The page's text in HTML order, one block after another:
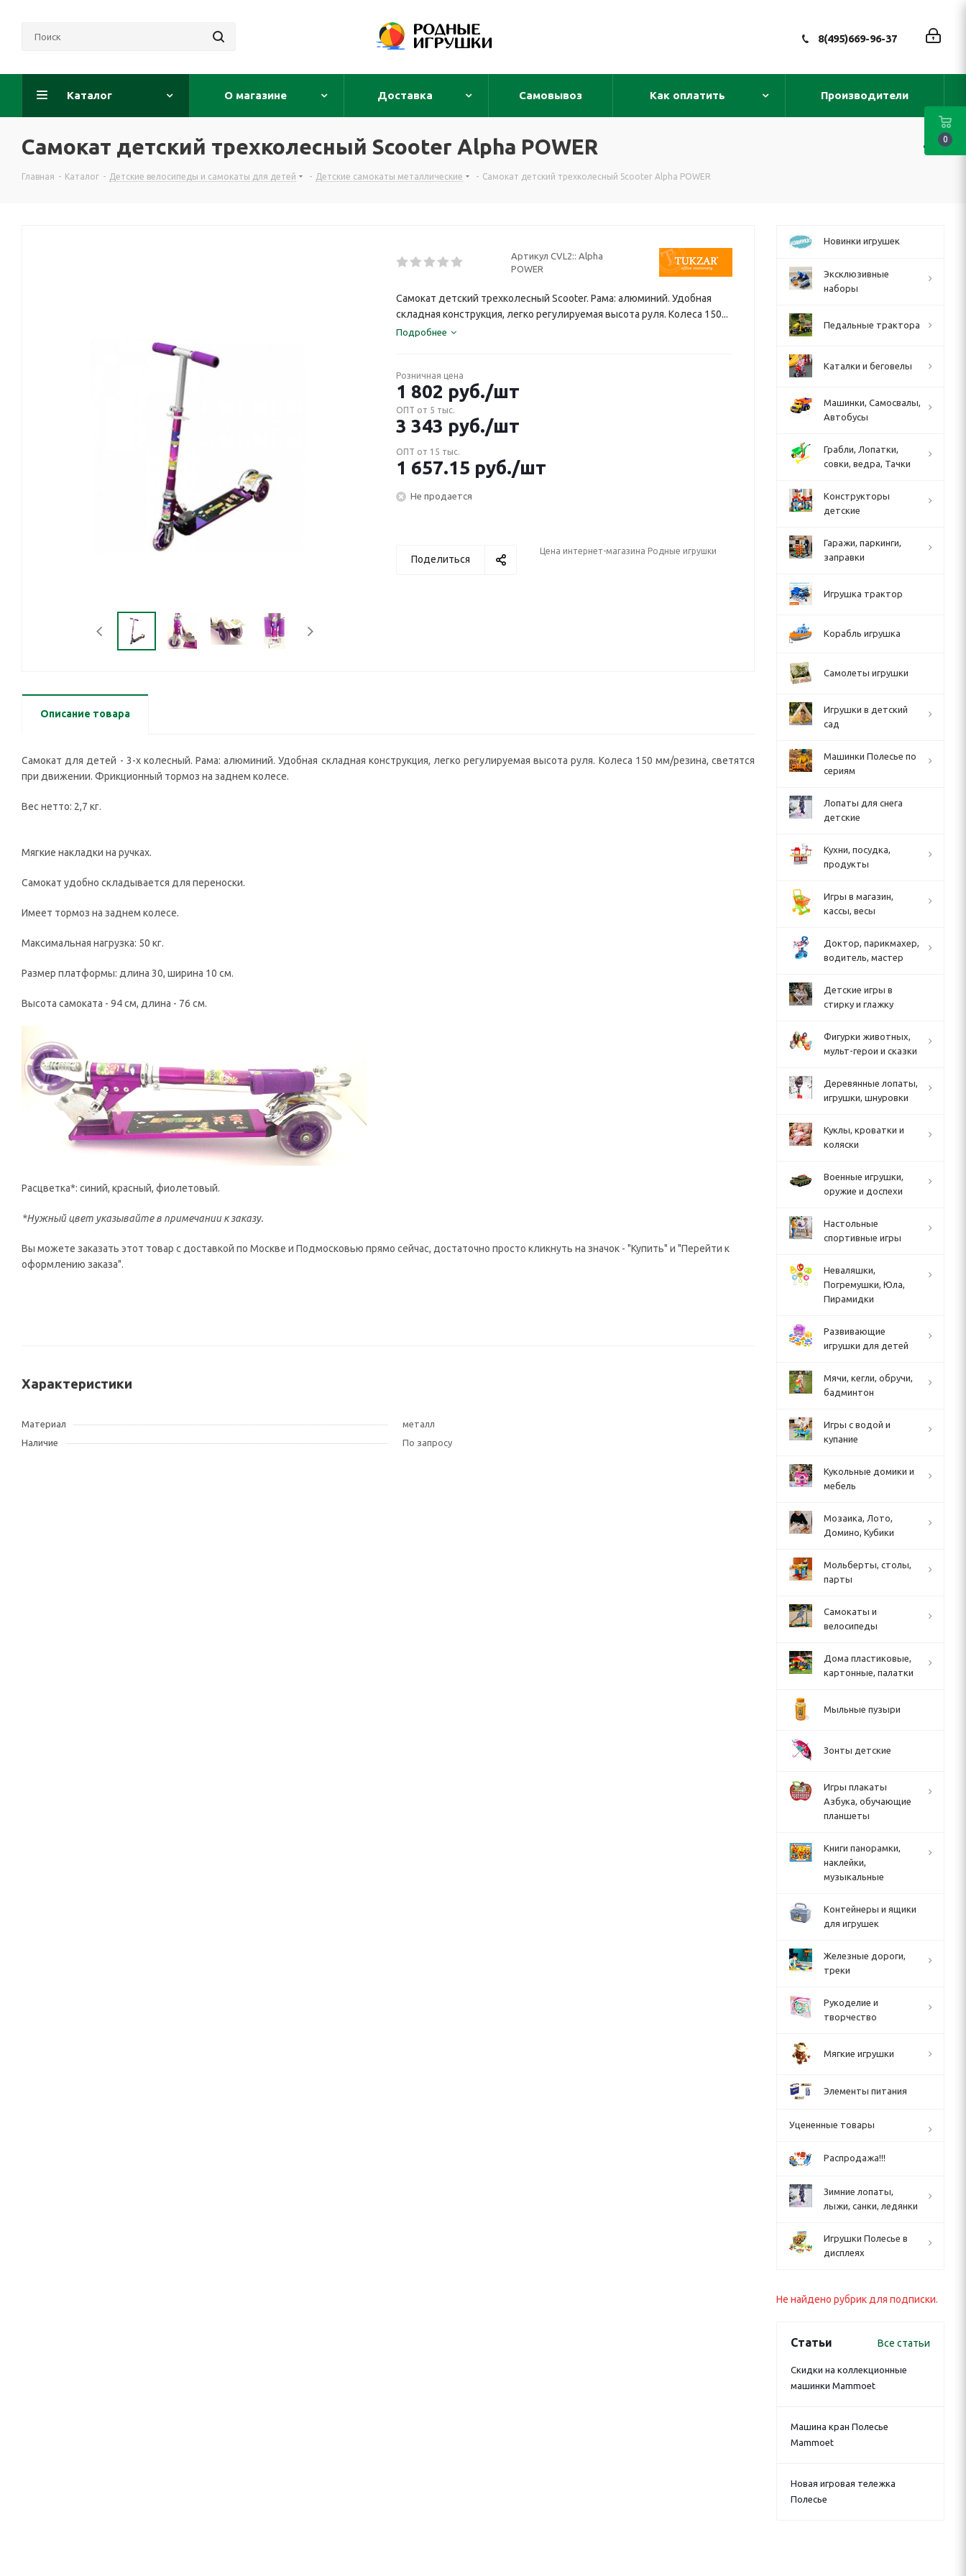
8(495)669-96-37
Каталог О магазине Доставка Самовывоз Как оплатить Производители
Самокат детский трехколесный Scooter Alpha POWER
Главная - Каталог - Детские велосипеды и самокаты для детей - Детские самокаты металлические - Самокат детский трехколесный Scooter Alpha POWER
Артикул CVL2:: Alpha
POWER
Самокат детский трехколесный Scooter. Рама: алюминий. Удобная
складная конструкция, легко регулируемая высота руля. Колеса 150...
Подробнее
Розничная цена
1 802 руб./шт
ОПТ от 5 тыс.
3 343 руб./шт
ОПТ от 15 тыс.
1 657.15 руб./шт
Не продается
Поделиться
Цена интернет-магазина Родные игрушки
Описание товара
Самокат для детей - 3-х колесный. Рама: алюминий. Удобная складная конструкция, легко регулируемая высота руля. Колеса 150 мм/резина, светятся
при движении. Фрикционный тормоз на заднем колесе.
Вес нетто: 2,7 кг.
Мягкие накладки на ручках.
Самокат удобно складывается для переноски.
Имеет тормоз на заднем колесе.
Максимальная нагрузка: 50 кг.
Размер платформы: длина 30, ширина 10 см.
Высота самоката - 94 см, длина - 76 см.
Расцветка*: синий, красный, фиолетовый.
*Нужный цвет указывайте в примечании к заказу.
Вы можете заказать этот товар с доставкой по Москве и Подмосковью прямо сейчас, достаточно просто кликнуть на значок - "Купить" и "Перейти к
оформлению заказа".
Характеристики
Материал
металл
Наличие
По запросу
Новинки игрушек
Эксклюзивные
наборы
Педальные трактора
Каталки и беговелы
Машинки, Самосвалы,
Автобусы
Грабли, Лопатки,
совки, ведра, Тачки
Конструкторы
детские
Гаражи, паркинги,
заправки
Игрушка трактор
Корабль игрушка
Самолеты игрушки
Игрушки в детский
сад
Машинки Полесье по
сериям
Лопаты для снега
детские
Кухни, посудка,
продукты
Игры в магазин,
кассы, весы
Доктор, парикмахер,
водитель, мастер
Детские игры в
стирку и глажку
Фигурки животных,
мульт-герои и сказки
Деревянные лопаты,
игрушки, шнуровки
Куклы, кроватки и
коляски
Военные игрушки,
оружие и доспехи
Настольные
спортивные игры
Неваляшки,
Погремушки, Юла,
Пирамидки
Развивающие
игрушки для детей
Мячи, кегли, обручи,
бадминтон
Игры с водой и
купание
Кукольные домики и
мебель
Мозаика, Лото,
Домино, Кубики
Мольберты, столы,
парты
Cамокаты и
велосипеды
Дома пластиковые,
картонные, палатки
Мыльные пузыри
Зонты детские
Игры плакаты
Азбука, обучающие
планшеты
Книги панорамки,
наклейки,
музыкальные
Контейнеры и ящики
для игрушек
Железные дороги,
треки
Рукоделие и
творчество
Мягкие игрушки
Элементы питания
Уцененные товары
Распродажа!!!
Зимние лопаты,
лыжи, санки, ледянки
Игрушки Полесье в
дисплеях
Не найдено рубрик для подписки.
Статьи Все статьи
Скидки на коллекционные
машинки Mammoet
Машина кран Полесье
Mammoet
Новая игровая тележка
Полесье
0